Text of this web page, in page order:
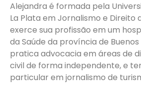
Alejandra é formada pela
La Plata em Jornalismo e Direito
exerce sua profissão em um
da Saúde da província de
pratica advocacia em áreas de
civil de forma independente, e
particular em jornalismo de